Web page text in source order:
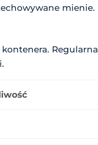
mienie.
Regularna